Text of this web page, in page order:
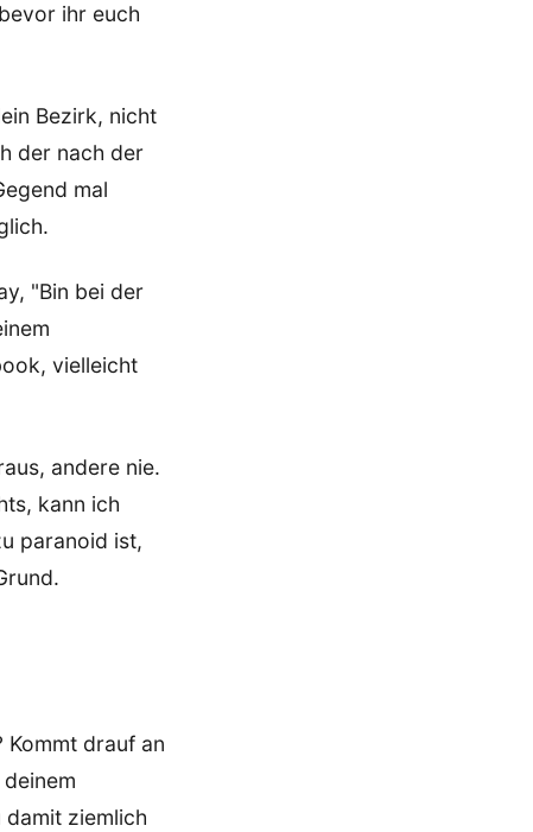
ihr euch
Bezirk, nicht
der nach der
mal
"Bin bei der
vielleicht
andere nie.
kann ich
paranoid ist,
Kommt drauf an
ziemlich